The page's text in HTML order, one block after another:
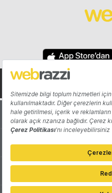
Hakkında
Katkıda Bulun